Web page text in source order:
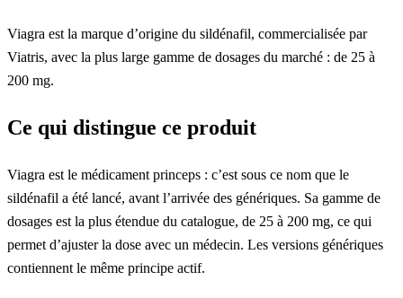
Viagra est la marque d’origine du sildénafil, commercialisée par
Viatris, avec la plus large gamme de dosages du marché : de 25 à
200 mg.
Ce qui distingue ce produit
Viagra est le médicament princeps : c’est sous ce nom que le
sildénafil a été lancé, avant l’arrivée des génériques. Sa gamme de
dosages est la plus étendue du catalogue, de 25 à 200 mg, ce qui
permet d’ajuster la dose avec un médecin. Les versions génériques
contiennent le même principe actif.